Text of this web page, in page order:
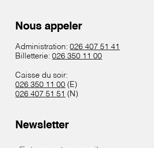
Nous appeler
Administration:026 407 51 41
Billetterie:026 350 11 00
Caisse du soir:
026 350 11 00 (E)
026 407 51 51 (N)
Newsletter